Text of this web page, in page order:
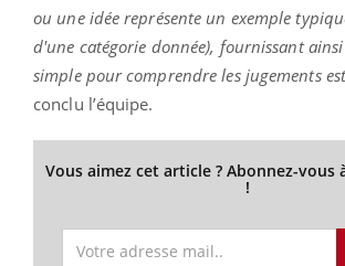
ou une idée représente un exemple
d'une catégorie donnée), fournissant
simple pour comprendre les jugements
conclu l’équipe.
Vous aimez cet article ? Abonnez-vous
!